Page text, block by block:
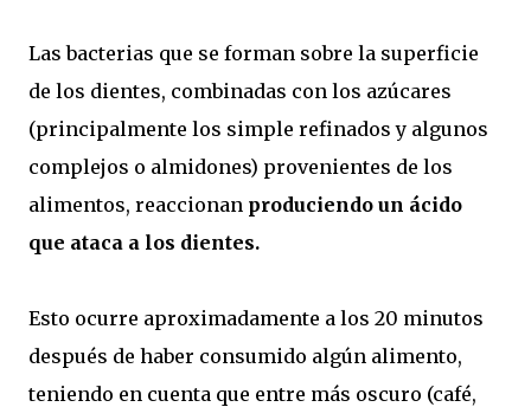
Las bacterias que se forman sobre la superficie
de los dientes, combinadas con los azúcares
(principalmente los simple refinados y algunos
complejos o almidones) provenientes de los
alimentos, reaccionan produciendo un ácido
que ataca a los dientes.
Esto ocurre aproximadamente a los 20 minutos
después de haber consumido algún alimento,
teniendo en cuenta que entre más oscuro (café,